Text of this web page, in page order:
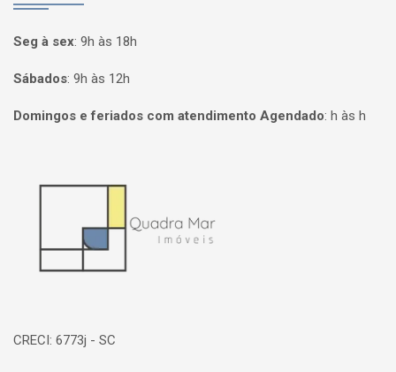
Seg à sex: 9h às 18h
Sábados: 9h às 12h
Domingos e feriados com atendimento Agendado: h às h
CRECI: 6773j - SC